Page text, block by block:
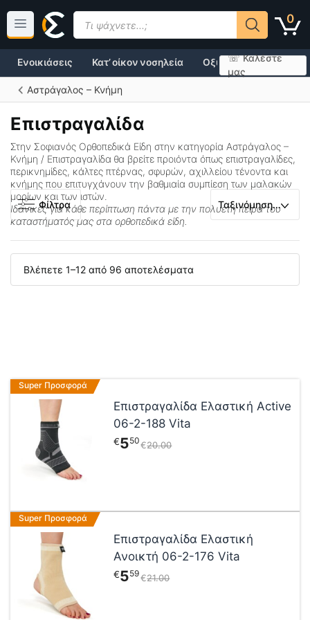
περιεχόμενο
0
Products
search
☏ Καλέστε
μας
Κατ’ οίκον νοσηλεία Οξυγονοθεραπεία
Ενοικιάσεις
Αστράγαλος – Κνήμη
Επιστραγαλίδα
Στην Σοφιανός Ορθοπεδικά Είδη στην κατηγορία Αστράγαλος –
Κνήμη / Επιστραγαλίδα θα βρείτε προιόντα όπως επιστραγαλίδες,
περικνημίδες, κάλτες πτέρνας, σφυρών, αχιλλείου τένοντα και
κνήμης που επιτυγχάνουν την βαθμιαία συμπίεση των μαλακών
μορίων και των ιστών.
Ιδανικές για κάθε περίπτωση πάντα με την πολυετή πείρα του
καταστήματός μας στα ορθοπεδικά είδη.
Βλέπετε 1–12 από 96 αποτελέσματα
Φίλτρα
Super Προσφορά
Επιστραγαλίδα Ελαστική Active
06-2-188 Vita
20 00
€
550
€
Αυτό
προϊόν
πολλαπλές
παραλλαγές.
μπορούν
να
επιλεγούν
σελίδα
προϊόντος
Super Προσφορά
Επιστραγαλίδα Ελαστική
Ανοικτή 06-2-176 Vita
21 00
€
559
€
Αυτό
προϊόν
πολλαπλές
παραλλαγές.